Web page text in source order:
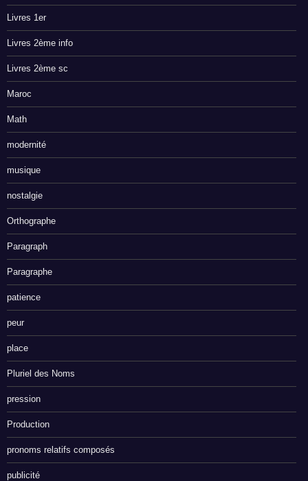
Livres 1er
Livres 2ème info
Livres 2ème sc
Maroc
Math
modernité
musique
nostalgie
Orthographe
Paragraph
Paragraphe
patience
peur
place
Pluriel des Noms
pression
Production
pronoms relatifs composés
publicité